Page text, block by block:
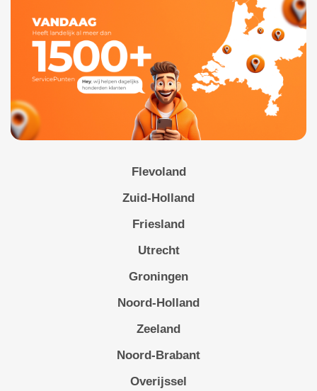
Flevoland
Zuid-Holland
Friesland
Utrecht
Groningen
Noord-Holland
Zeeland
Noord-Brabant
Overijssel